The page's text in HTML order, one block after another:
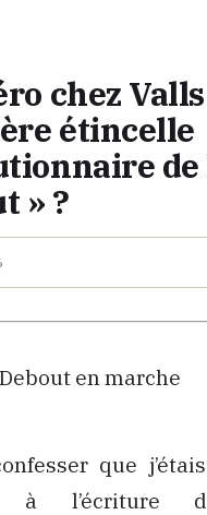
chez
étincelle
de
» ?
que
à l’écriture